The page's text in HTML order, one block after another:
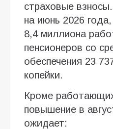
страховые
на июнь 2026
8,4 миллиона
пенсионеров со
обеспечения 23
копейки.
Кроме
повышение в
ожидает: